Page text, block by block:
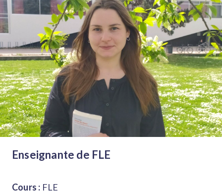
Enseignante de FLE
Cours : FLE